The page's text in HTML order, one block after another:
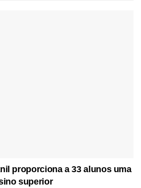
proporciona a 33 alunos uma
superior